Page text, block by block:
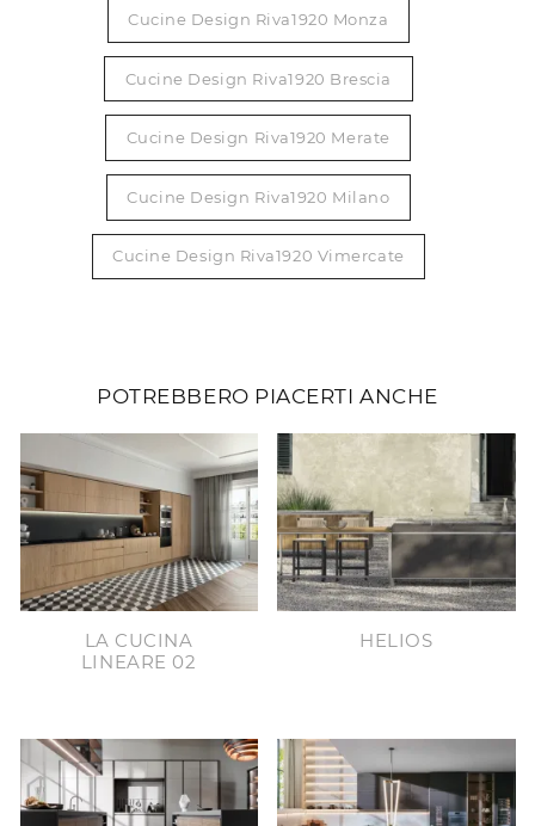
Cucine Design Riva1920 Monza
Cucine Design Riva1920 Brescia
Cucine Design Riva1920 Merate
Cucine Design Riva1920 Milano
Cucine Design Riva1920 Vimercate
POTREBBERO PIACERTI ANCHE
LA CUCINA
LINEARE 02
HELIOS